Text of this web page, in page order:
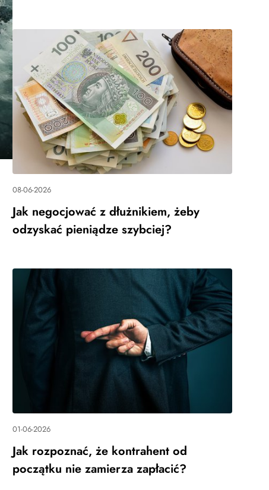
08-06-2026
Jak negocjować z dłużnikiem, żeby
odzyskać pieniądze szybciej?
01-06-2026
Jak rozpoznać, że kontrahent od
początku nie zamierza zapłacić?